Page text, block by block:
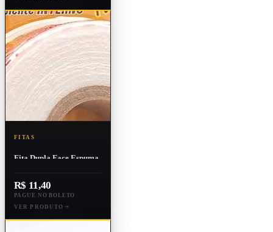
FITAS
Fita Dupla Face Espuma
X 2m - Adesivo Forte
R$ 11,40
PAGUE NO BOLETO
VER PRODUTO